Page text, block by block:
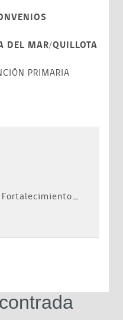
DEL MAR/QUILLOTA
PRIMARIA